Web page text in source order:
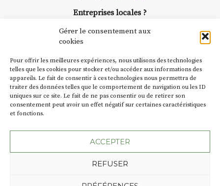
Gérer le consentement aux
cookies
Pour offrir les meilleures expériences, nous utilisons des technologies
telles que les cookies pour stocker et/ou accéder aux informations des
appareils. Le fait de consentir à ces technologies nous permettra de
traiter des données telles que le comportement de navigation ou les ID
uniques sur ce site. Le fait de ne pas consentir ou de retirer son
consentement peut avoir un effet négatif sur certaines caractéristiques
et fonctions.
ACCEPTER
REFUSER
caves, les granges d’Auzon. Le
Fumoir est l’un de ces espaces
d’autres activités culturelles de
la Petite Cité de Caractère. Par
exemple, l’installationCochon
Charbons’inscrit comme en
« off » du festival d’Auzon 2026
SA D’où vient le nom :Fumoir?
BT C’est le terme employé dans
les actes de propriété du lieu.
Entreprises locales ?
Suivez toute l'actu de Strada